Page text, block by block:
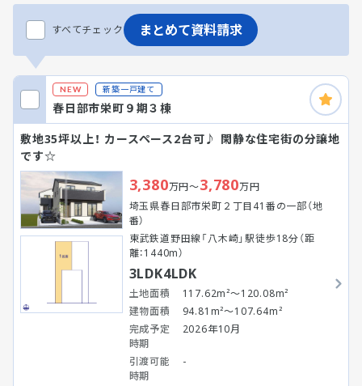
すべてチェック まとめて資料請求
NEW 新築一戸建て
春日部市栄町９期３棟
敷地35坪以上！ カースペース2台可♪ 閑静な住宅街の分譲地
です☆
3,380万円～3,780万円
埼玉県春日部市栄町２丁目41番の一部（地
番）
東武鉄道野田線「八木崎」駅徒歩18分（距
離：1440m）
3LDK4LDK
土地面積
117.62m²～120.08m²
建物面積
94.81m²～107.64m²
完成予定
時期
2026年10月
引渡可能
時期
-